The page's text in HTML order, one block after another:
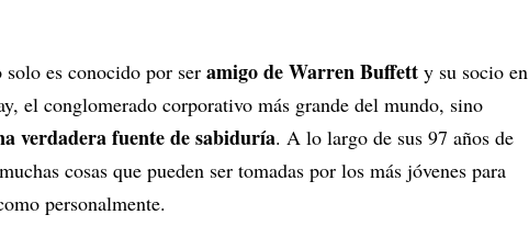
solo es conocido por ser amigo de Warren Buffett y su socio en
el conglomerado corporativo más grande del mundo, sino
verdadera fuente de sabiduría. A lo largo de sus 97 años de
cosas que pueden ser tomadas por los más jóvenes para
personalmente.